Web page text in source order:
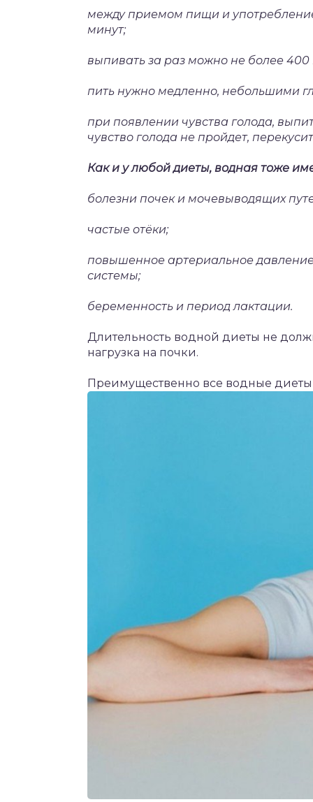
между приемом пищи и
минут;
выпивать за раз можно не более 400
пить нужно медленно, небольшими
при появлении чувства голода,
чувство голода не пройдет,
Как и у любой диеты, водная тоже
болезни почек и мочевыводящих
частые отёки;
повышенное артериальное
системы;
беременность и период лактации.
Длительность водной диеты не
нагрузка на почки.
Преимущественно все водные диеты